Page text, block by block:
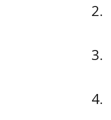
2
3
4